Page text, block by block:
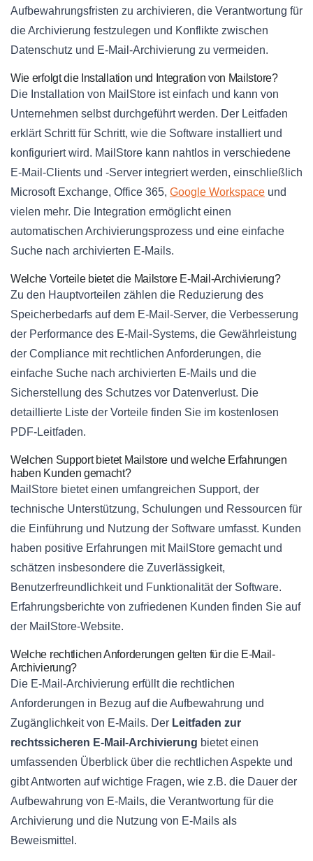
Aufbewahrungsfristen zu archivieren, die Verantwortung für
die Archivierung festzulegen und Konflikte zwischen
Datenschutz und E-Mail-Archivierung zu vermeiden.
Wie erfolgt die Installation und Integration von Mailstore?
Die Installation von MailStore ist einfach und kann von
Unternehmen selbst durchgeführt werden. Der Leitfaden
erklärt Schritt für Schritt, wie die Software installiert und
konfiguriert wird. MailStore kann nahtlos in verschiedene
E-Mail-Clients und -Server integriert werden, einschließlich
Microsoft Exchange, Office 365, Google Workspace und
vielen mehr. Die Integration ermöglicht einen
automatischen Archivierungsprozess und eine einfache
Suche nach archivierten E-Mails.
Welche Vorteile bietet die Mailstore E-Mail-Archivierung?
Zu den Hauptvorteilen zählen die Reduzierung des
Speicherbedarfs auf dem E-Mail-Server, die Verbesserung
der Performance des E-Mail-Systems, die Gewährleistung
der Compliance mit rechtlichen Anforderungen, die
einfache Suche nach archivierten E-Mails und die
Sicherstellung des Schutzes vor Datenverlust. Die
detaillierte Liste der Vorteile finden Sie im kostenlosen
PDF-Leitfaden.
Welchen Support bietet Mailstore und welche Erfahrungen
haben Kunden gemacht?
MailStore bietet einen umfangreichen Support, der
technische Unterstützung, Schulungen und Ressourcen für
die Einführung und Nutzung der Software umfasst. Kunden
haben positive Erfahrungen mit MailStore gemacht und
schätzen insbesondere die Zuverlässigkeit,
Benutzerfreundlichkeit und Funktionalität der Software.
Erfahrungsberichte von zufriedenen Kunden finden Sie auf
der MailStore-Website.
Welche rechtlichen Anforderungen gelten für die E-Mail-
Archivierung?
Die E-Mail-Archivierung erfüllt die rechtlichen
Anforderungen in Bezug auf die Aufbewahrung und
Zugänglichkeit von E-Mails. Der Leitfaden zur
rechtssicheren E-Mail-Archivierung bietet einen
umfassenden Überblick über die rechtlichen Aspekte und
gibt Antworten auf wichtige Fragen, wie z.B. die Dauer der
Aufbewahrung von E-Mails, die Verantwortung für die
Archivierung und die Nutzung von E-Mails als
Beweismittel.